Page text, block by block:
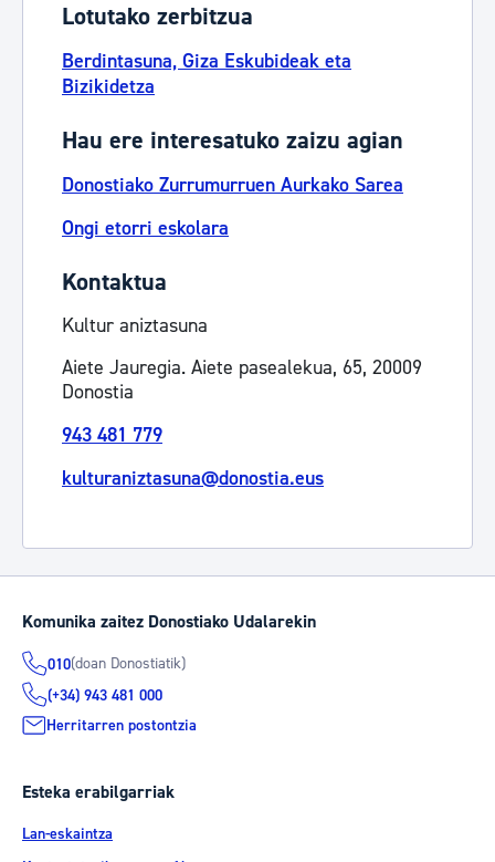
Lotutako zerbitzua
Berdintasuna, Giza Eskubideak eta
Bizikidetza
Hau ere interesatuko zaizu agian
Donostiako Zurrumurruen Aurkako Sarea
Ongi etorri eskolara
Kontaktua
Kultur aniztasuna
Aiete Jauregia. Aiete pasealekua, 65, 20009
Donostia
943 481 779
kulturaniztasuna@donostia.eus
Komunika zaitez Donostiako Udalarekin
010(doan Donostiatik)
(+34) 943 481 000
Herritarren postontzia
Esteka erabilgarriak
Lan-eskaintza